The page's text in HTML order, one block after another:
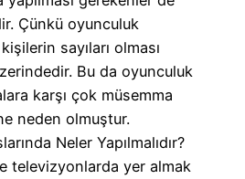
Çünkü oyunculuk
sayıları olması
Bu da oyunculuk
karşı çok müsemma
neden olmuştur.
Neler Yapılmalıdır?
televizyonlarda yer almak